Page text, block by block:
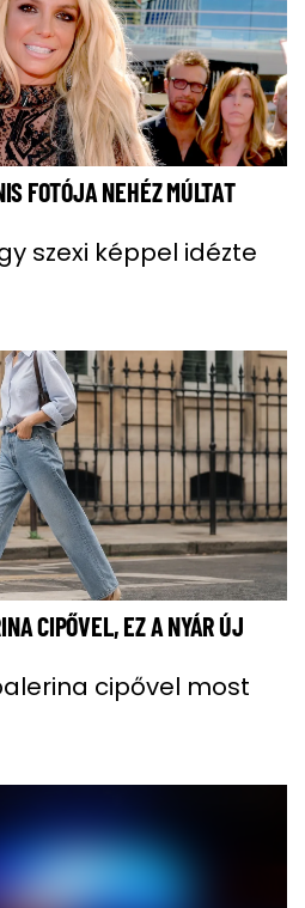
FOTÓJA NEHÉZ MÚLTAT
szexi képpel idézte
CIPŐVEL, EZ A NYÁR ÚJ
cipővel most